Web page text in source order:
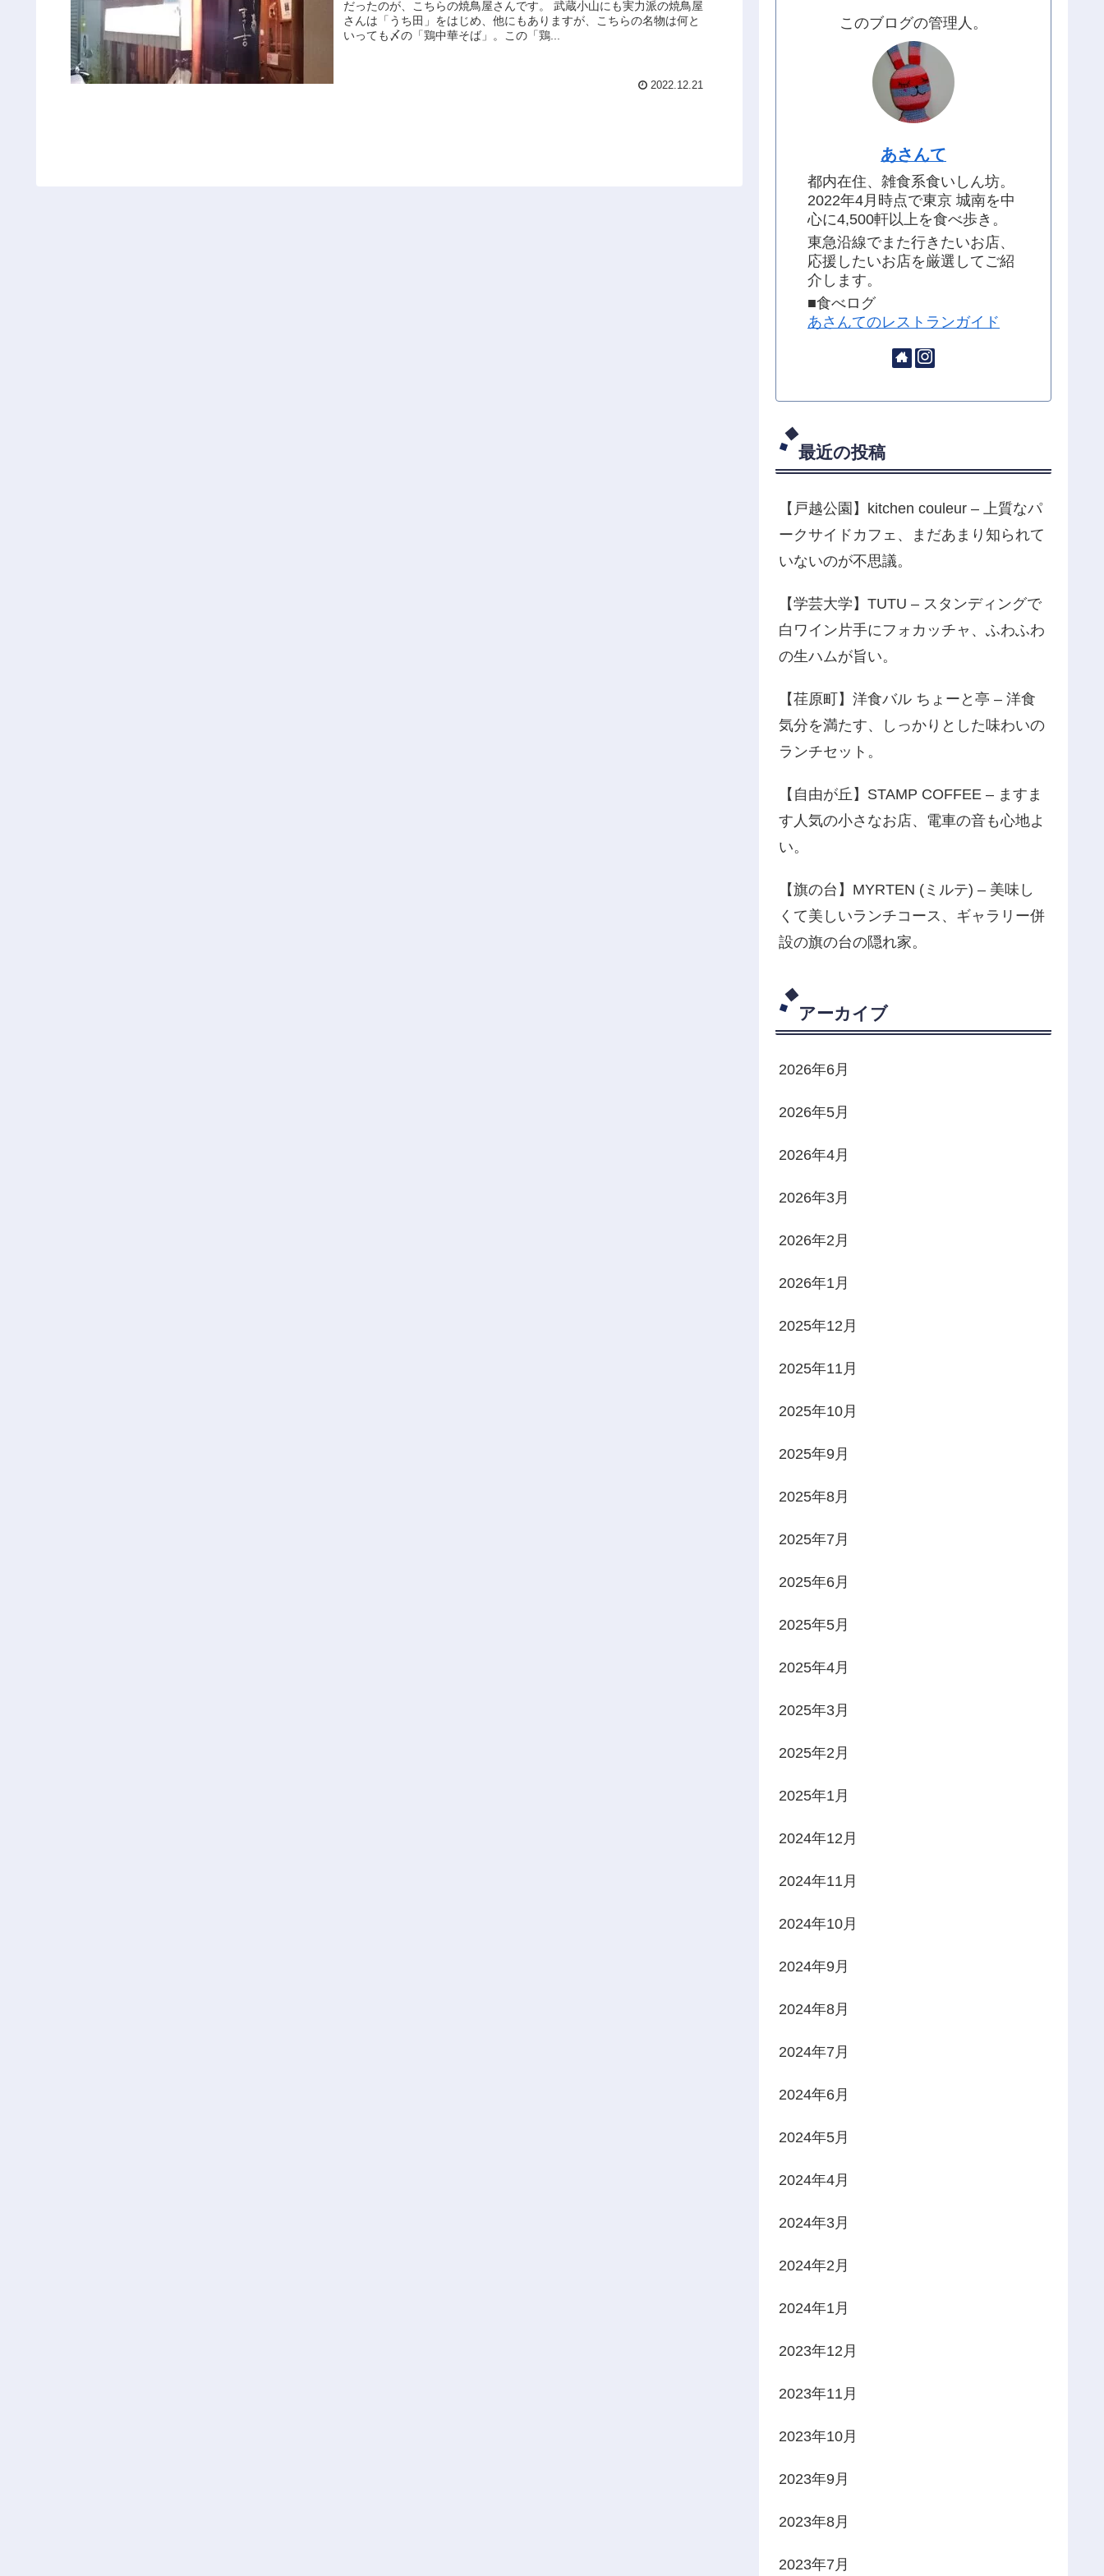
だったのが、こちらの焼鳥屋さんです。 武蔵小山にも実力派の焼鳥屋
さんは「うち田」をはじめ、他にもありますが、こちらの名物は何と
いっても〆の「鶏中華そば」。この「鶏...
2022.12.21
このブログの管理人。
あさんて
都内在住、雑食系食いしん坊。
2022年4月時点で東京 城南を中
心に4,500軒以上を食べ歩き。
東急沿線でまた行きたいお店、
応援したいお店を厳選してご紹
介します。
■食べログ
あさんてのレストランガイド
最近の投稿
【戸越公園】kitchen couleur – 上質なパ
ークサイドカフェ、まだあまり知られて
いないのが不思議。
【学芸大学】TUTU – スタンディングで
白ワイン片手にフォカッチャ、ふわふわ
の生ハムが旨い。
【荏原町】洋食バル ちょーと亭 – 洋食
気分を満たす、しっかりとした味わいの
ランチセット。
【自由が丘】STAMP COFFEE – ますま
す人気の小さなお店、電車の音も心地よ
い。
【旗の台】MYRTEN (ミルテ) – 美味し
くて美しいランチコース、ギャラリー併
設の旗の台の隠れ家。
アーカイブ
2026年6月
2026年5月
2026年4月
2026年3月
2026年2月
2026年1月
2025年12月
2025年11月
2025年10月
2025年9月
2025年8月
2025年7月
2025年6月
2025年5月
2025年4月
2025年3月
2025年2月
2025年1月
2024年12月
2024年11月
2024年10月
2024年9月
2024年8月
2024年7月
2024年6月
2024年5月
2024年4月
2024年3月
2024年2月
2024年1月
2023年12月
2023年11月
2023年10月
2023年9月
2023年8月
2023年7月